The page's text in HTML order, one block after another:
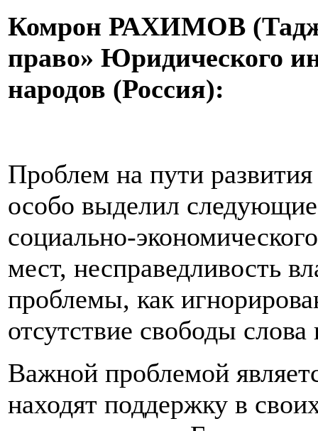
Комрон РАХИМОВ
право» Юридического
народов (Россия):
Проблем на пути
особо выделил
социально-
мест, несправедливость
проблемы, как
отсутствие свободы
Важной проблемой
находят поддержку в